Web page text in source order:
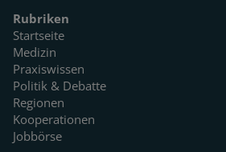
Rubriken
Startseite
Medizin
Praxiswissen
Politik & Debatte
Regionen
Kooperationen
Jobbörse